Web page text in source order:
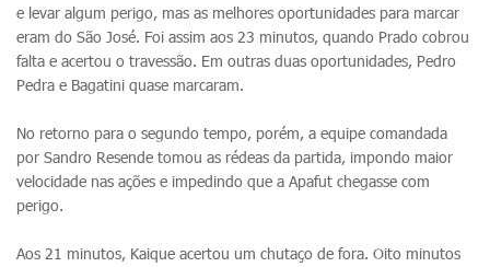
e levar algum perigo, mas as melhores oportunidades para marcar
eram do São José. Foi assim aos 23 minutos, quando Prado cobrou
falta e acertou o travessão. Em outras duas oportunidades, Pedro
Pedra e Bagatini quase marcaram.
No retorno para o segundo tempo, porém, a equipe comandada
por Sandro Resende tomou as rédeas da partida, impondo maior
velocidade nas ações e impedindo que a Apafut chegasse com
perigo.
Aos 21 minutos, Kaique acertou um chutaço de fora. Oito minutos